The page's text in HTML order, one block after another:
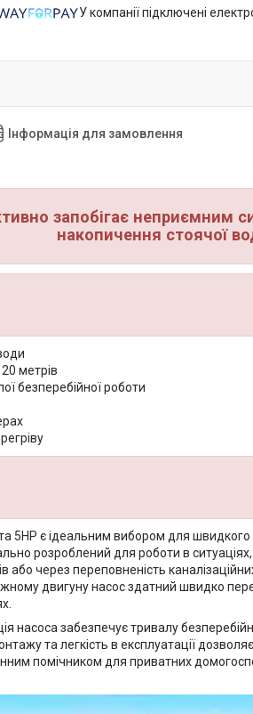
У компанії підключені
Інформація для замовлення
запобігає неприємним
накопичення стоячої
метрів
безперебійної роботи
5HP є ідеальним вибором для
розроблений для роботи в
або через переповненість
двигуну насос здатний швидко
насоса забезпечує тривалу
та легкість в експлуатації
помічником для приватних